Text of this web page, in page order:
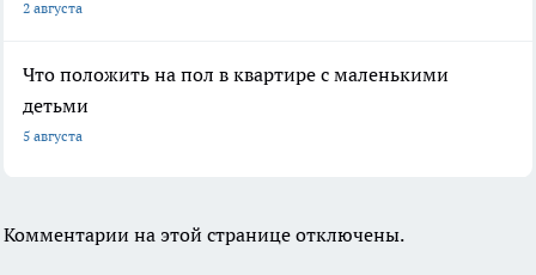
2 августа
Что положить на пол в квартире с маленькими
детьми
5 августа
Комментарии на этой странице отключены.